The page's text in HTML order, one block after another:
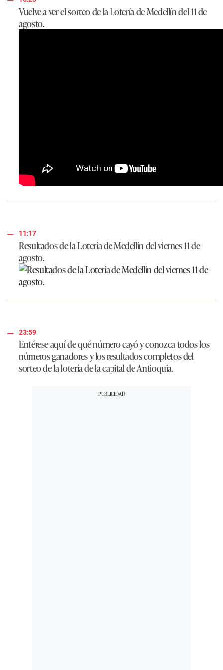
Vuelve a ver el sorteo de la Lotería de Medellín del 11 de
agosto.
11:17
Resultados de la Lotería de Medellín del viernes 11 de
agosto.
23:59
Entérese aquí de qué número cayó y conozca todos los
números ganadores y los resultados completos del
sorteo de la lotería de la capital de Antioquia.